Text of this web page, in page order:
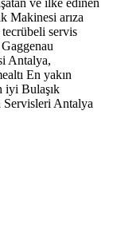
ve ilke edinen
Makinesi arıza
tecrübeli servis
Antalya,
En yakın
iyi Bulaşık
Antalya